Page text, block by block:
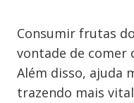
Consumir frutas
vontade de comer
Além disso, ajuda
trazendo mais